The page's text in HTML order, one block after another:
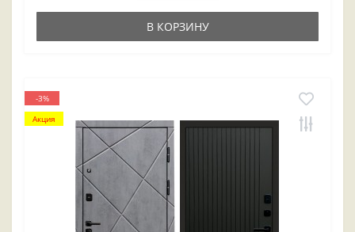
В КОРЗИНУ
-3%
Акция